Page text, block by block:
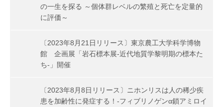
の一生を探る ～個体群レベルの繁殖と死亡を定量的
に評価～
〔2023年8月21日リリース〕東京農工大学科学博物
館 企画展「岩石標本展-近代地質学黎明期の標本た
ち-」開催
〔2023年8月8日リリース〕ニホンリスは人の稀少疾
患を加齢性に発症する！-フィブリノゲンα鎖アミロイ